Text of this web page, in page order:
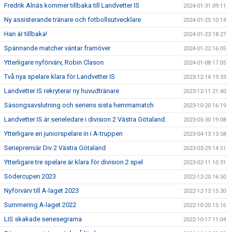
Fredrik Alnäs kommer tillbaka till Landvetter IS 2024-01-31 09:11
Ny assisterande tränare och fotbollsutvecklare 2024-01-25 10:14
Han är tillbaka! 2024-01-23 18:27
Spännande matcher väntar framöver 2024-01-22 16:05
Ytterligare nyförvärv, Robin Clason 2024-01-08 17:05
Två nya spelare klara för Landvetter IS 2023-12-14 19:33
Landvetter IS rekryterar ny huvudtränare 2023-12-11 21:40
Säsongsavslutning och seriens sista hemmamatch 2023-10-20 16:19
Landvetter IS är serieledare i division 2 Västra Götaland. 2023-05-30 19:08
Ytterligare en juniorspelare in i A-truppen 2023-04-13 13:58
Seriepremiär Div 2 Västra Götaland 2023-03-29 14:51
Ytterligare tre spelare är klara för division 2 spel 2023-02-11 10:31
Södercupen 2023 2022-12-20 16:50
Nyförvärv till A-laget 2023 2022-12-13 15:30
Summering A-laget 2022 2022-10-20 15:16
LIS skakade seriesegrarna 2022-10-17 11:04